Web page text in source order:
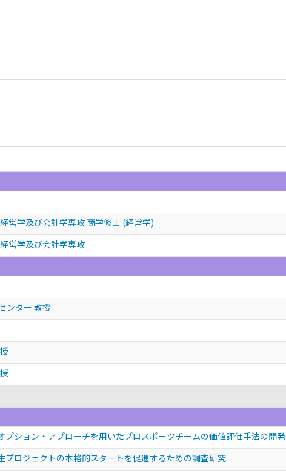
営学及び会計学専攻 商学修士 (経営学)
営学及び会計学専攻
ンター 教授
ション・アプローチを用いたプロスポーツチームの価値評価手法の開発
ロジェクトの本格的スタートを促進するための調査研究